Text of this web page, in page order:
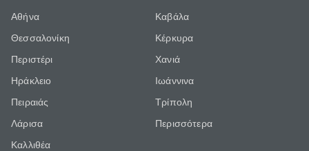
Αθήνα
Θεσσαλονίκη
Περιστέρι
Ηράκλειο
Πειραιάς
Λάρισα
Καλλιθέα
Καβάλα
Κέρκυρα
Χανιά
Ιωάννινα
Τρίπολη
Περισσότερα